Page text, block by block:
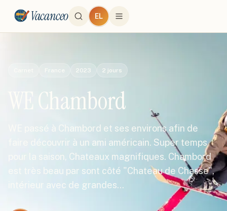
Vacanceo EL
France 2023 2 jours
WE Chambord
WE passé à Chambord et ses environs afin de
faire découvrir à un ami américain. Super temps
pour la saison, Chateaux magnifiques. Chambord
est très beau par sont côté "Chateau de Chasse",
intérieur avec de grandes…